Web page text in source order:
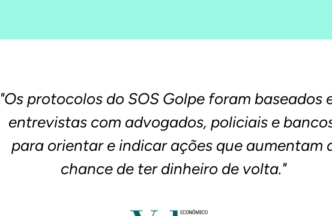
"Os protocolos do SOS Golpe foram baseados
entrevistas com advogados, policiais e
para orientar e indicar ações que aumentam
chance de ter dinheiro de volta."